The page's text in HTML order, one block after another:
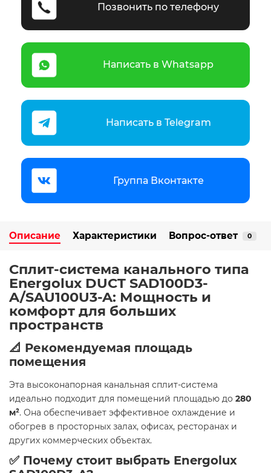
Позвонить по телефону
Написать в Whatsapp
Написать в Telegram
Группа Вконтакте
Описание Характеристики Вопрос-ответ 0
Сплит-система канального типа
Energolux DUCT SAD100D3-
A/SAU100U3-A: Мощность и
комфорт для больших
пространств
📐 Рекомендуемая площадь
помещения
Эта высоконапорная канальная сплит-система
идеально подходит для помещений площадью до 280
м². Она обеспечивает эффективное охлаждение и
обогрев в просторных залах, офисах, ресторанах и
других коммерческих объектах.
✅ Почему стоит выбрать Energolux